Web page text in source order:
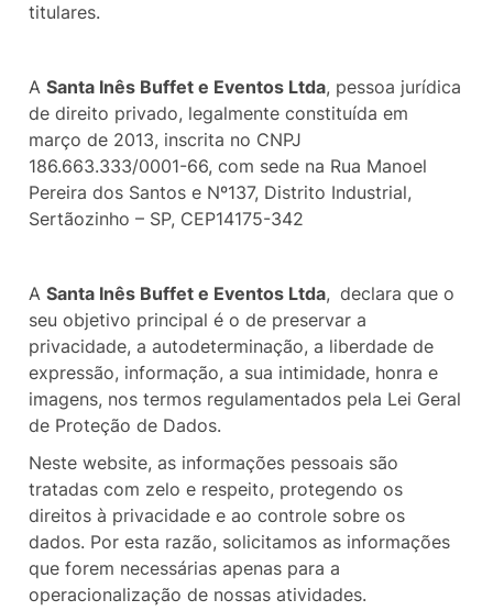
titulares.
A Santa Inês Buffet e Eventos Ltda, pessoa jurídica
de direito privado, legalmente constituída em
março de 2013, inscrita no CNPJ
186.663.333/0001-66, com sede na Rua Manoel
Pereira dos Santos e Nº137, Distrito Industrial,
Sertãozinho – SP, CEP14175-342
A Santa Inês Buffet e Eventos Ltda, declara que o
seu objetivo principal é o de preservar a
privacidade, a autodeterminação, a liberdade de
expressão, informação, a sua intimidade, honra e
imagens, nos termos regulamentados pela Lei Geral
de Proteção de Dados.
Neste website, as informações pessoais são
tratadas com zelo e respeito, protegendo os
direitos à privacidade e ao controle sobre os
dados. Por esta razão, solicitamos as informações
que forem necessárias apenas para a
operacionalização de nossas atividades.